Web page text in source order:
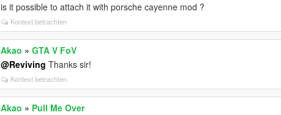
is it possible to attach it with porsche cayenne mod ?
Kontext betrachten
Akao »GTA V FoV
@Reviving Thanks sir!
Kontext betrachten
Akao » Pull Me Over